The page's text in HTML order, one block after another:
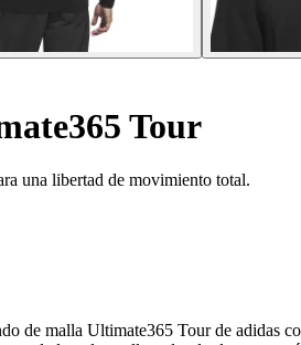
Tour
una libertad de movimiento total.
de malla Ultimate365 Tour de